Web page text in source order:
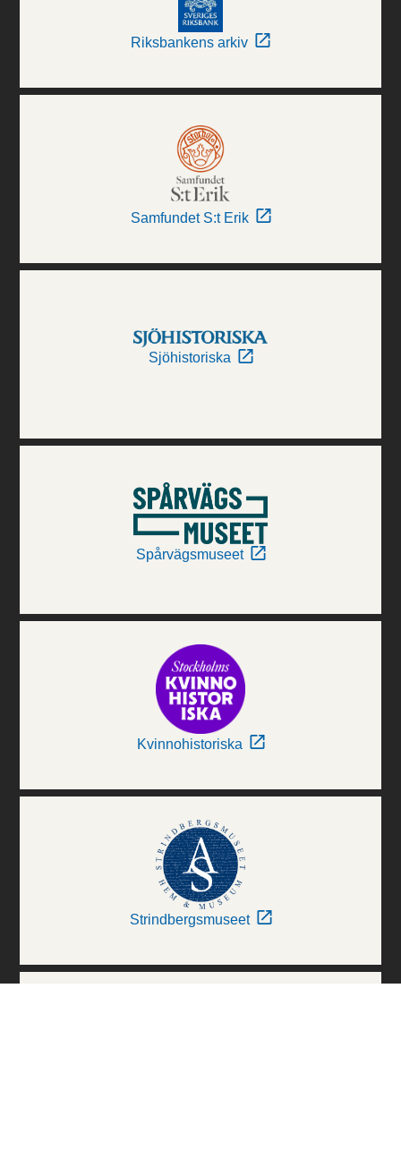
Riksbankens arkiv
Samfundet S:t Erik
Sjöhistoriska
Spårvägsmuseet
Kvinnohistoriska
Strindbergsmuseet